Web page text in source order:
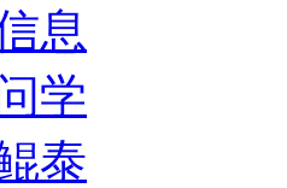
息
学
泰